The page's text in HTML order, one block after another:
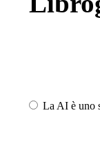
La AI è uno